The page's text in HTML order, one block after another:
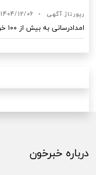
رپورتاژ آگهی •
1404/12/06
امدادرسانی به بیش از ۱۰۰ خودرو گرفتار در یک هفته اخیر در اهواز
درباره خبرخون